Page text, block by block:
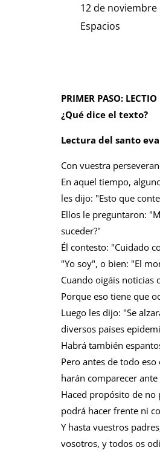
12 de noviembre
Espacios
PRIMER PASO: LECTIO
¿Qué dice el texto?
Lectura del santo
Con vuestra
En aquel tiempo,
les dijo: "Esto que
Ellos le preguntaron:
suceder?"
Él contesto: "Cuidado
"Yo soy", o bien: "El
Cuando oigáis noticias
Porque eso tiene que
Luego les dijo: "Se
diversos países
Habrá también
Pero antes de todo
harán comparecer
Haced propósito de no
podrá hacer frente ni
Y hasta vuestros
vosotros, y todos os